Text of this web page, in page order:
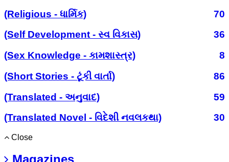
(Religious - ધાર્મિક)
70
(Self Development - સ્વ વિકાસ)
36
(Sex Knowledge - કામશાસ્ત્ર)
8
(Short Stories - ટૂંકી વાર્તા)
86
(Translated - અનુવાદ)
59
(Translated Novel - વિદેશી નવલકથા)
30
Close
Magazines